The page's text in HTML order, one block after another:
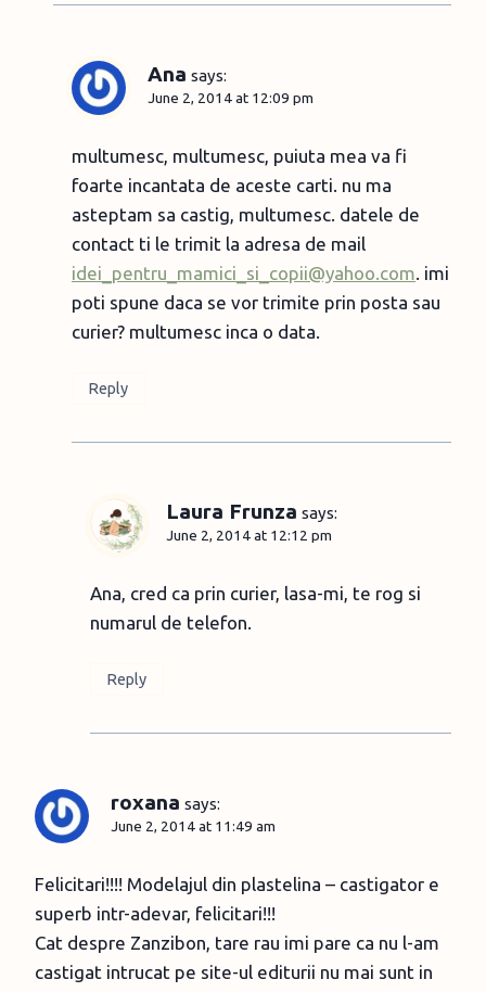
Ana says:
June 2, 2014 at 12:09 pm
multumesc, multumesc, puiuta mea va fi
foarte incantata de aceste carti. nu ma
asteptam sa castig, multumesc. datele de
contact ti le trimit la adresa de mail
idei_pentru_mamici_si_copii@yahoo.com. imi
poti spune daca se vor trimite prin posta sau
curier? multumesc inca o data.
Reply
Laura Frunza says:
June 2, 2014 at 12:12 pm
Ana, cred ca prin curier, lasa-mi, te rog si
numarul de telefon.
Reply
roxana says:
June 2, 2014 at 11:49 am
Felicitari!!!! Modelajul din plastelina – castigator e
superb intr-adevar, felicitari!!!
Cat despre Zanzibon, tare rau imi pare ca nu l-am
castigat intrucat pe site-ul editurii nu mai sunt in